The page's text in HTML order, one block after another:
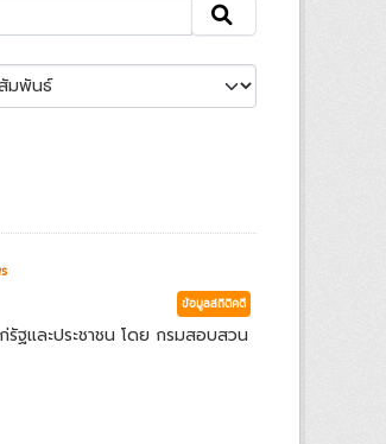
ข้อมูลสถิติคดี
ฐและประชาชน โดย กรมสอบสวน